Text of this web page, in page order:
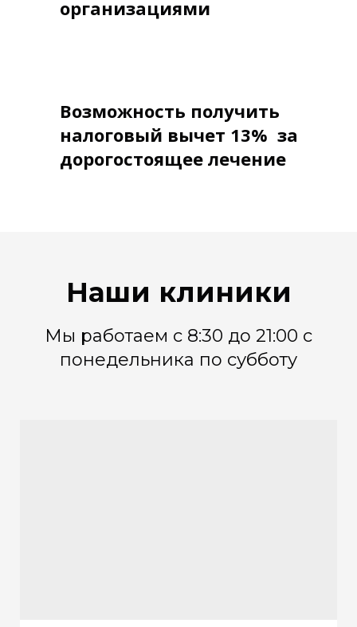
организациями
Возможность получить
налоговый вычет 13% за
дорогостоящее лечение
Наши клиники
Мы работаем с 8:30 до 21:00 с
понедельника по субботу